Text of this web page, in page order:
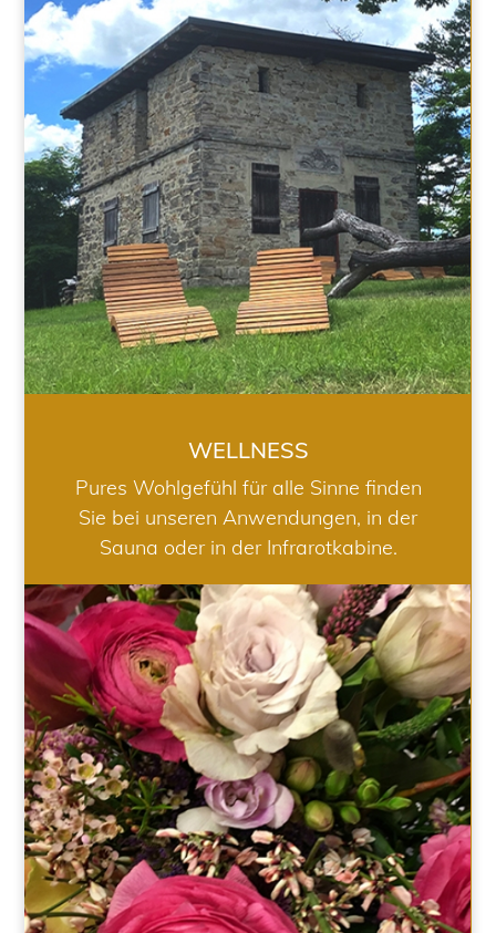
WELLNESS
WELLNESS
Pures Wohlgefühl für alle Sinne finden
Sie bei unseren Anwendungen, in der
Sauna oder in der Infrarotkabine.
HOCHZEIT